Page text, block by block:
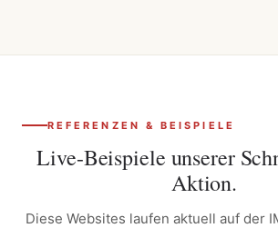
REFERENZEN & BEISPIELE
Live-Beispiele unserer
Aktion.
Diese Websites laufen aktuell auf der